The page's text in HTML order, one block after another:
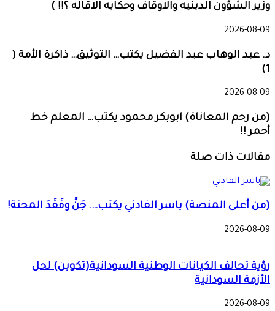
وزير الشؤون الدينيه والاوقاف وحكايه الاقاله ؟!! )
2026-08-09
د. عبد الوهاب عبد الفضيل يكتب… التوثيق… ذاكرة الأمة (
1)
2026-08-09
(من رحم المعاناة) ابوبكر محمود يكتب… المعلم خط
أحمر !!
مقالات ذات صلة
(من أعلى المنصة) ياسر الفادني يكتب…. جَنَّ وفَقَدَ المحنة!
2026-08-09
رؤية تحالف الكيانات الوطنية السودانية(تكوين) لحل
الأزمة السودانية
2026-08-09